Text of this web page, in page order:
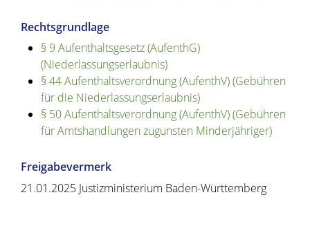
Rechtsgrundlage
§ 9 Aufenthaltsgesetz (AufenthG)
(Niederlassungserlaubnis)
§ 44 Aufenthaltsverordnung (AufenthV) (Gebühren
für die Niederlassungserlaubnis)
§ 50 Aufenthaltsverordnung (AufenthV) (Gebühren
für Amtshandlungen zugunsten Minderjähriger)
Freigabevermerk
21.01.2025 Justizministerium Baden-Württemberg